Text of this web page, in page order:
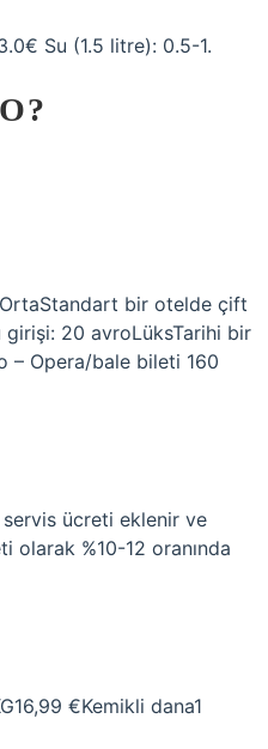
Su (1.5 litre): 0.5-1.
bir otelde çift
20 avroLüksTarihi bir
– Opera/bale bileti 160
servis ücreti eklenir ve
olarak %10-12 oranında
€Kemikli dana1